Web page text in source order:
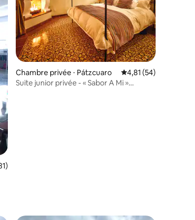
4,78 sur 5
moyenne sur la base de 81 commentaires : 4,84 sur 5
Chambre privée ⋅ Pátzcuaro Évaluation moyenne
4,81 (54)
Suite junior privée - « Sabor A Mi »